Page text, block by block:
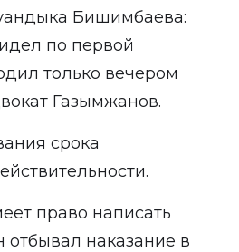
Бишимбаева:
по первой
только вечером
Газымжанов.
срока
право написать
отбывал наказание в